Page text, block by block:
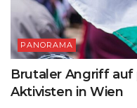
PANORAMA
Brutaler Angriff
Aktivisten in Wien